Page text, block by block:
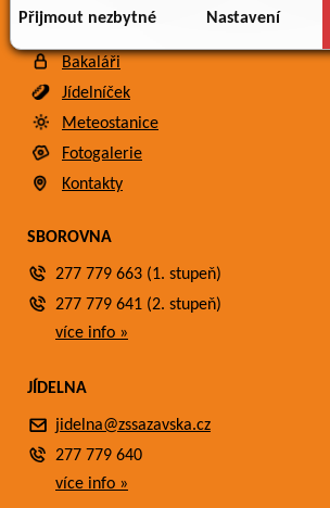
důsledku toho, že používáte jejich služby.
Přijmout nezbytné Nastavení
ODKAZY
Bakaláři
Jídelníček
Meteostanice
Fotogalerie
Kontakty
SBOROVNA
277 779 663 (1. stupeň)
277 779 641 (2. stupeň)
více info »
JÍDELNA
jidelna@zssazavska.cz
277 779 640
více info »